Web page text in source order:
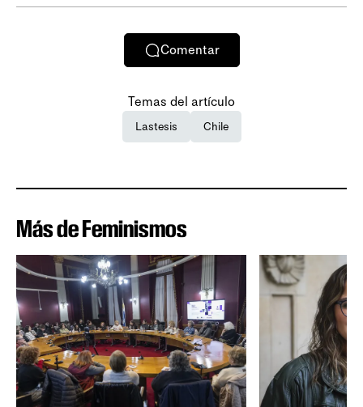
Comentar
Temas del artículo
Lastesis Chile
Más de Feminismos